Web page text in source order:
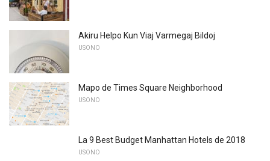
Akiru Helpo Kun Viaj Varmegaj Bildoj
USONO
Mapo de Times Square Neighborhood
USONO
La 9 Best Budget Manhattan Hotels de 2018
USONO